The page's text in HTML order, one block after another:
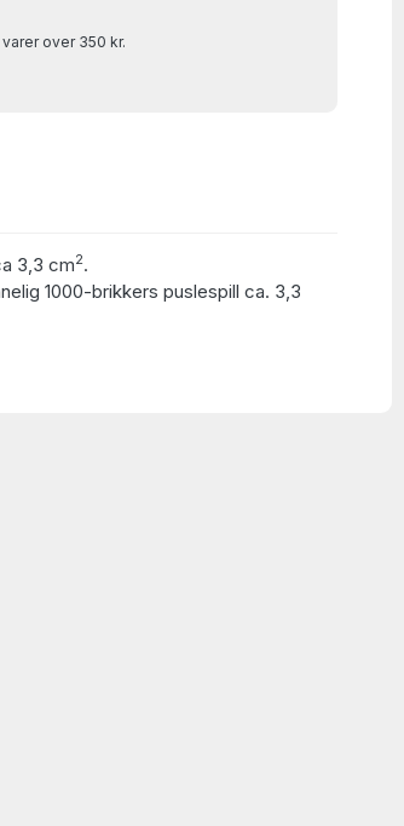
over 350 kr.
3,3 cm2.
1000-brikkers puslespill ca. 3,3